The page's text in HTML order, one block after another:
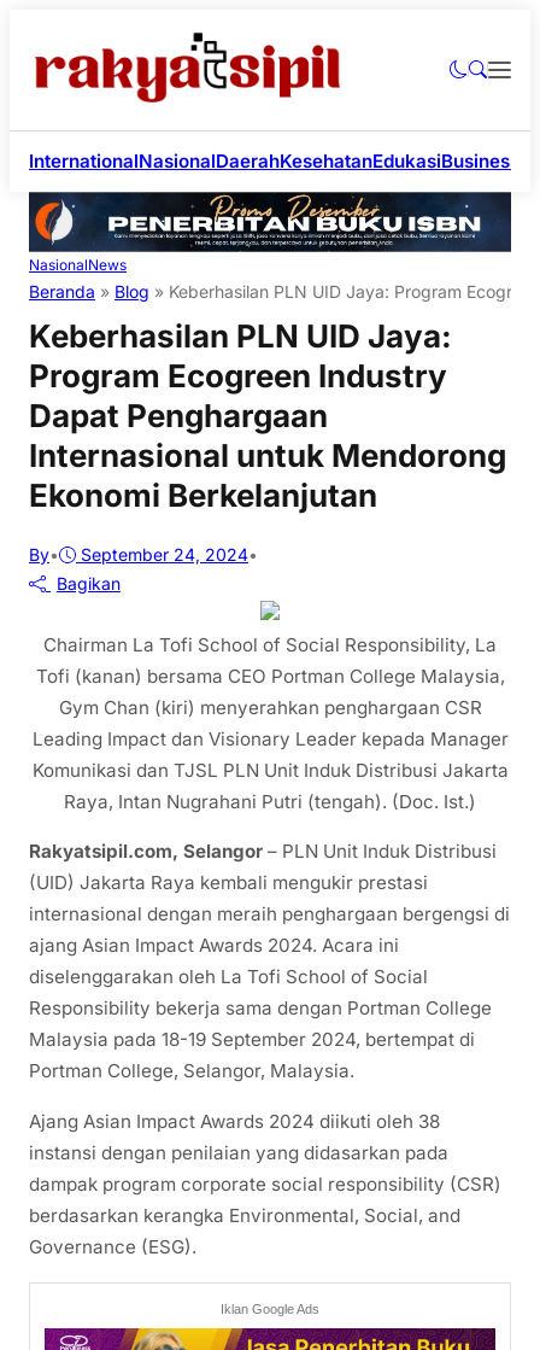
InternationalNasionalDaerahKesehatanEdukasiBusiness
NasionalNews
Beranda » Blog » Keberhasilan PLN UID Jaya: Program
Keberhasilan PLN UID Jaya:
Program Ecogreen Industry
Dapat Penghargaan
Internasional untuk Mendorong
Ekonomi Berkelanjutan
By• September 24, 2024•
Bagikan
Chairman La Tofi School of Social Responsibility, La
Tofi (kanan) bersama CEO Portman College Malaysia,
Gym Chan (kiri) menyerahkan penghargaan CSR
Leading Impact dan Visionary Leader kepada Manager
Komunikasi dan TJSL PLN Unit Induk Distribusi Jakarta
Raya, Intan Nugrahani Putri (tengah). (Doc. Ist.)
Rakyatsipil.com, Selangor – PLN Unit Induk Distribusi
(UID) Jakarta Raya kembali mengukir prestasi
internasional dengan meraih penghargaan bergengsi di
ajang Asian Impact Awards 2024. Acara ini
diselenggarakan oleh La Tofi School of Social
Responsibility bekerja sama dengan Portman College
Malaysia pada 18-19 September 2024, bertempat di
Portman College, Selangor, Malaysia.
Ajang Asian Impact Awards 2024 diikuti oleh 38
instansi dengan penilaian yang didasarkan pada
dampak program corporate social responsibility (CSR)
berdasarkan kerangka Environmental, Social, and
Governance (ESG).
Iklan Google Ads